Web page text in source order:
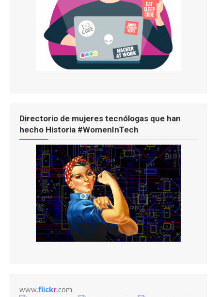
Directorio de mujeres tecnólogas que han
hecho Historia #WomenInTech
www.flickr.com